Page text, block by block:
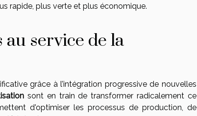
rapide, plus verte et plus économique.
au service de la
grâce à l’intégration progressive de nouvelles
sont en train de transformer radicalement ce
d'optimiser les processus de production, de